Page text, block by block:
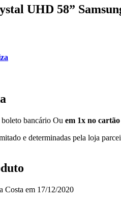
UHD 58”
bancário Ou em 1x no cartão
e determinadas pela loja
Costa em 17/12/2020